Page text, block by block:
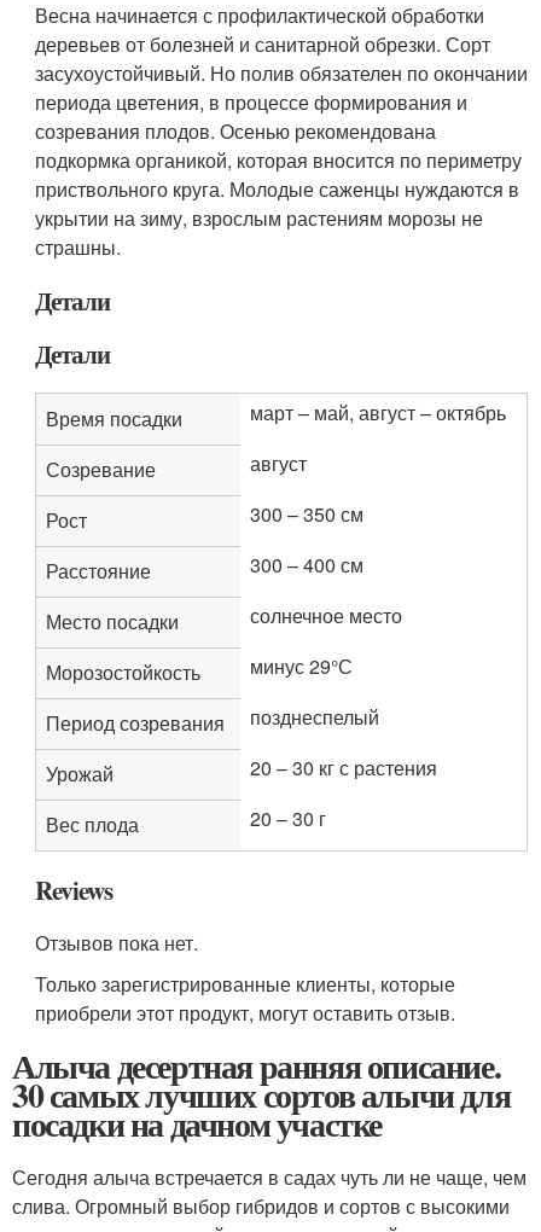
Весна начинается с профилактической обработки
деревьев от болезней и санитарной обрезки. Сорт
засухоустойчивый. Но полив обязателен по окончании
периода цветения, в процессе формирования и
созревания плодов. Осенью рекомендована
подкормка органикой, которая вносится по периметру
приствольного круга. Молодые саженцы нуждаются в
укрытии на зиму, взрослым растениям морозы не
страшны.
Детали
Детали
Время посадки март – май, август – октябрь
Созревание август
Рост 300 – 350 см
Расстояние 300 – 400 см
Место посадки солнечное место
Морозостойкость минус 29°С
Период созревания позднеспелый
Урожай 20 – 30 кг с растения
Вес плода 20 – 30 г
Reviews
Отзывов пока нет.
Только зарегистрированные клиенты, которые
приобрели этот продукт, могут оставить отзыв.
Алыча десертная ранняя описание.
30 самых лучших сортов алычи для
посадки на дачном участке
Сегодня алыча встречается в садах чуть ли не чаще, чем
слива. Огромный выбор гибридов и сортов с высокими